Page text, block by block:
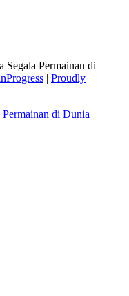
Segala Permainan di
| Proudly